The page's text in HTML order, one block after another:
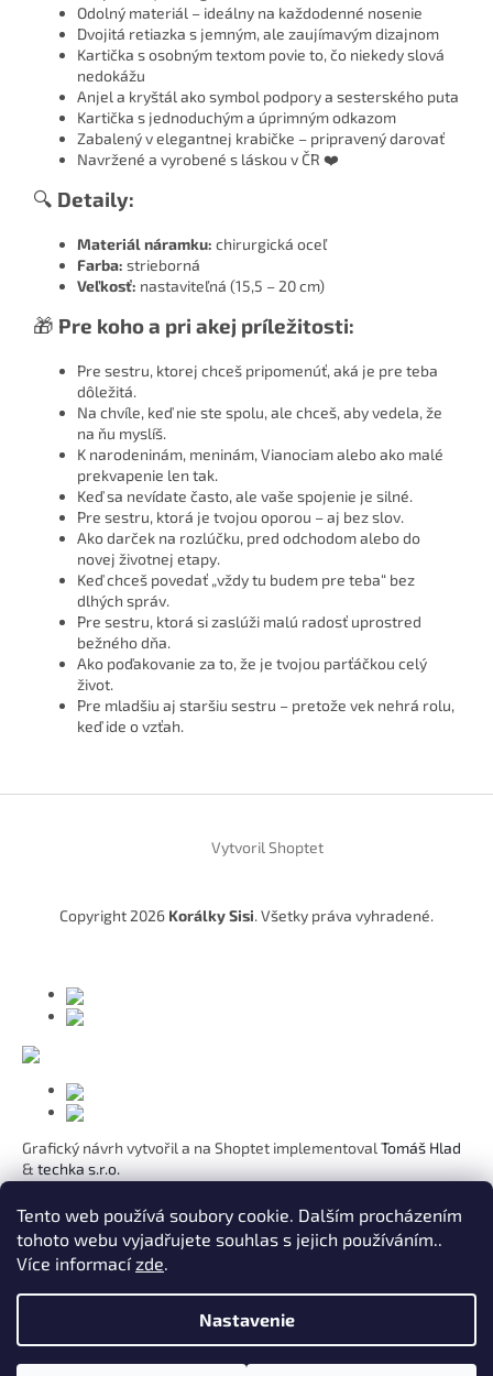
Tento web používá soubory cookie. Dalším procházením
tohoto webu vyjadřujete souhlas s jejich používáním..
Více informacízde.
Nastavenie
Odolný materiál – ideálny na každodenné nosenie
Dvojitá retiazka s jemným, ale zaujímavým dizajnom
Kartička s osobným textom povie to, čo niekedy slová
nedokážu
Anjel a kryštál ako symbol podpory a sesterského puta
Kartička s jednoduchým a úprimným odkazom
Zabalený v elegantnej krabičke – pripravený darovať
Navržené a vyrobené s láskou v ČR ❤️
🔍 Detaily:
Materiál náramku: chirurgická oceľ
Farba: strieborná
Veľkosť: nastaviteľná (15,5 – 20 cm)
🎁 Pre koho a pri akej príležitosti:
Pre sestru, ktorej chceš pripomenúť, aká je pre teba
dôležitá.
Na chvíle, keď nie ste spolu, ale chceš, aby vedela, že
na ňu myslíš.
K narodeninám, meninám, Vianociam alebo ako malé
prekvapenie len tak.
Keď sa nevídate často, ale vaše spojenie je silné.
Pre sestru, ktorá je tvojou oporou – aj bez slov.
Ako darček na rozlúčku, pred odchodom alebo do
novej životnej etapy.
Keď chceš povedať „vždy tu budem pre teba“ bez
dlhých správ.
Pre sestru, ktorá si zaslúži malú radosť uprostred
bežného dňa.
Ako poďakovanie za to, že je tvojou parťáčkou celý
život.
Pre mladšiu aj staršiu sestru – pretože vek nehrá rolu,
keď ide o vzťah.
Vytvoril Shoptet
Copyright 2026 Korálky Sisi. Všetky práva vyhradené.
Grafický návrh vytvořil a na Shoptet implementoval Tomáš Hlad
& techka s.r.o.
Koho chcete obdarovat?
Pre mamičku
Pre moju lásku
Pre dcéru